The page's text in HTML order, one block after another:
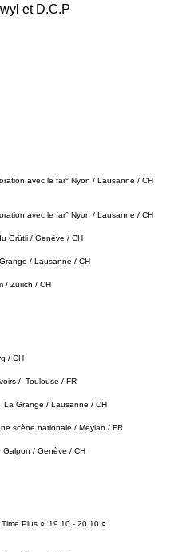
et D.C.P
avec le far° Nyon / Lausanne / CH
avec le far° Nyon / Lausanne / CH
Grütli / Genève / CH
/ Lausanne / CH
/ Zurich / CH
/ CH
/ Toulouse / FR
La Grange / Lausanne / CH
scène nationale / Meylan / FR
Galpon / Genève / CH
Plus ○ 19.10 - 20.10 ○